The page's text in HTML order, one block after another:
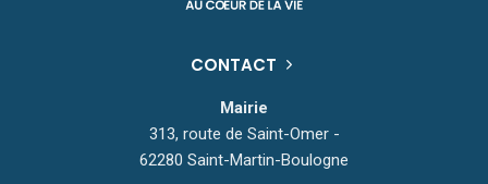
CONTACT
Mairie
313, route de Saint-Omer -
62280 Saint-Martin-Boulogne